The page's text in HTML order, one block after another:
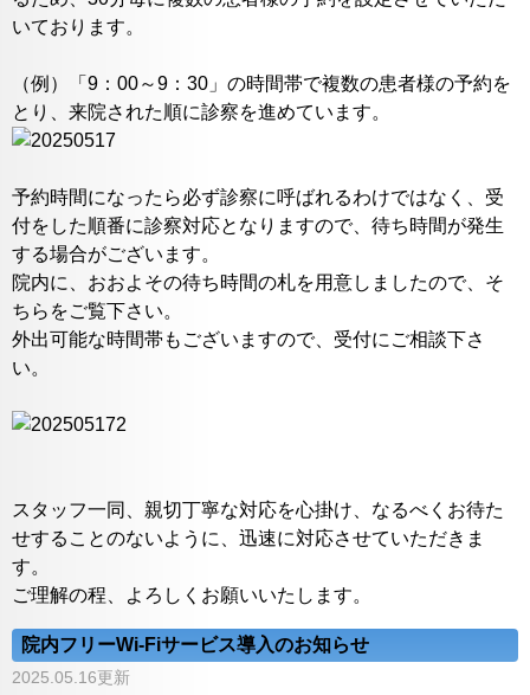
いております。
（例）「9：00～9：30」の時間帯で複数の患者様の予約を
とり、来院された順に診察を進めています。
予約時間になったら必ず診察に呼ばれるわけではなく、受
付をした順番に診察対応となりますので、待ち時間が発生
する場合がございます。
院内に、おおよその待ち時間の札を用意しましたので、そ
ちらをご覧下さい。
外出可能な時間帯もございますので、受付にご相談下さ
い。
スタッフ一同、親切丁寧な対応を心掛け、なるべくお待た
せすることのないように、迅速に対応させていただきま
す。
ご理解の程、よろしくお願いいたします。
院内フリーWi-Fiサービス導入のお知らせ
2025.05.16更新